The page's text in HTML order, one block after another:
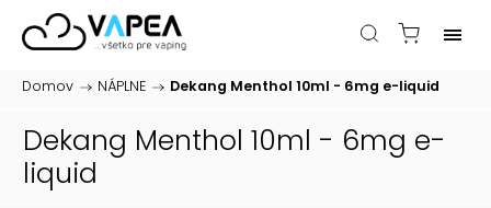
Domov / NÁPLNE / Dekang Menthol 10ml - 6mg e-liquid
Dekang Menthol 10ml - 6mg e-
liquid